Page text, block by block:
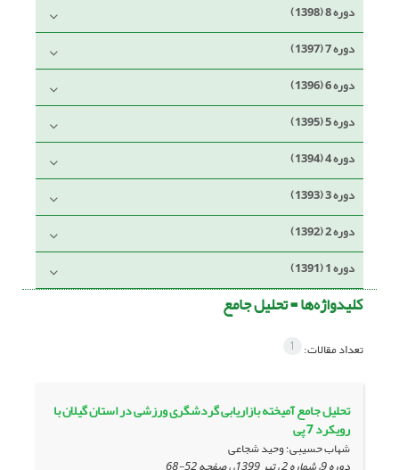
دوره 8 (1398)
دوره 7 (1397)
دوره 6 (1396)
دوره 5 (1395)
دوره 4 (1394)
دوره 3 (1393)
دوره 2 (1392)
دوره 1 (1391)
کلیدواژه‌ها =تحلیل جامع
تعداد مقالات: 1
تحلیل جامع آمیخته بازاریابی گردشگری ورزشی در استان گیلان با
رویکرد 7 پی
شهاب حسیبی؛ وحید شجاعی